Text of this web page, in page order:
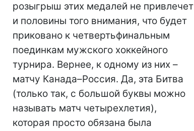
розыгрыш этих медалей не привлечет
и половины того внимания, что будет
приковано к четвертьфинальным
поединкам мужского хоккейного
турнира. Вернее, к одному из них –
матчу Канада–Россия. Да, эта Битва
(только так, с большой буквы можно
называть матч четырехлетия),
которая просто обязана была